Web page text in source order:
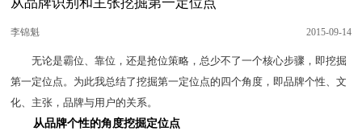
2015-09-14
李锦魁
化、主张，品牌与用户的关系。
从品牌个性的角度挖掘定位点